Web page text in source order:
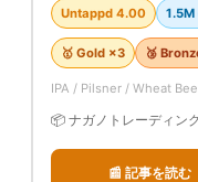
Untappd 4.00
🥇 Gold ×3 🥉
IPA / Pilsner / Wheat
📦 ナガノトレーディン
📰 記事を読む